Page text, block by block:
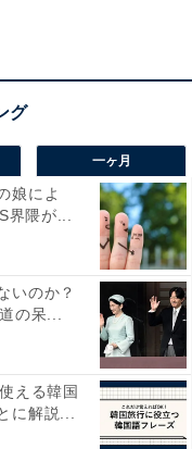
一ヶ月
娘によ
界隈が...
いのか？
の呆...
える韓国
に解説...